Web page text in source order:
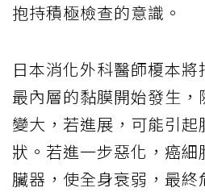
抱持積極檢查的意識。
日本消化外科醫師榎本
最內層的黏膜開始發生
變大，若進展，可能引起
狀。若進一步惡化，癌
臟器，使全身衰弱，最